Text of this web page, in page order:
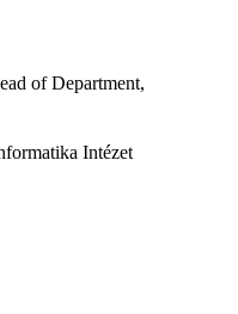
of Department,
Intézet